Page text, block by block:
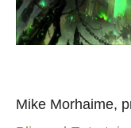
Mike Morhaime,